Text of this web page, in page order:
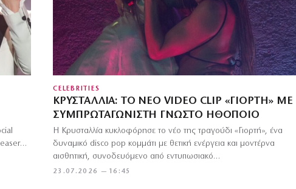
CELEBRITIES
ΚΡΥΣΤΑΛΛΊΑ: ΤΟ ΝΈΟ VIDEO CLIP «ΓΙΟΡΤΉ» ΜΕ
ΣΥΜΠΡΩΤΑΓΩΝΙΣΤΉ ΓΝΩΣΤΌ ΗΘΟΠΟΙΌ
23.07.2026 — 16:45
Η Κρυσταλλία κυκλοφόρησε το νέο της τραγούδι «Γιορτή», ένα
δυναμικό disco pop κομμάτι με θετική ενέργεια και μοντέρνα
αισθητική, συνοδευόμενο από εντυπωσιακό…